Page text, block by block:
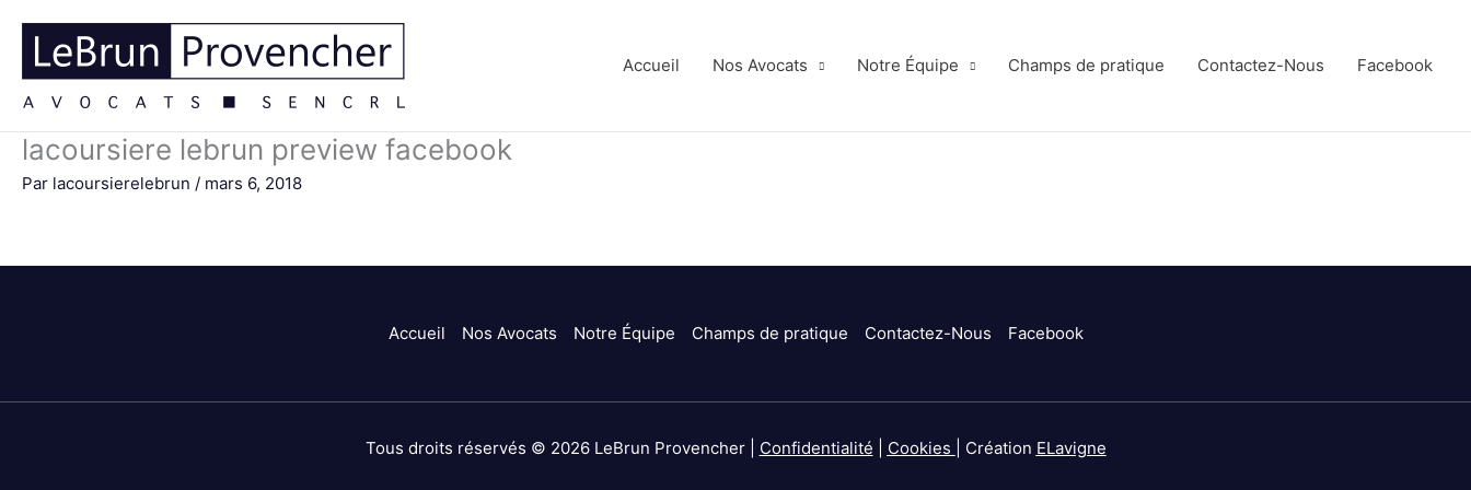
contenu
Accueil Nos Avocats Notre Équipe Champs de pratique Contactez-Nous Facebook
lacoursiere lebrun preview facebook
Par lacoursierelebrun / mars 6, 2018
Accueil Nos Avocats Notre Équipe Champs de pratique Contactez-Nous Facebook
Tous droits réservés © 2026 LeBrun Provencher | Confidentialité Cookies | Création ELavigne